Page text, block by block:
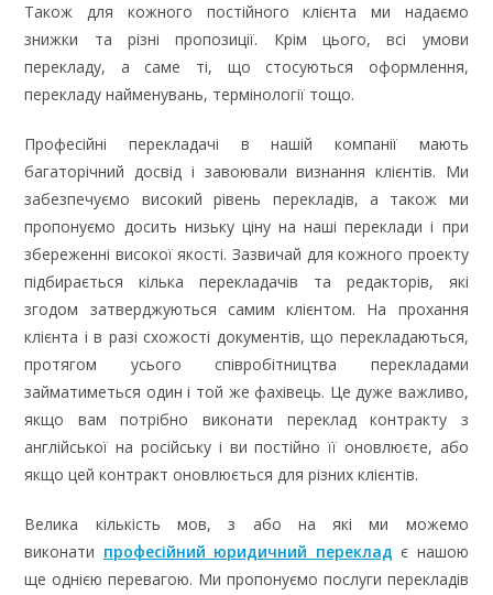
Також для кожного постійного клієнта ми надаємо
знижки та різні пропозиції. Крім цього, всі умови
перекладу, а саме ті, що стосуються оформлення,
перекладу найменувань, термінології тощо.
Професійні перекладачі в нашій компанії мають
багаторічний досвід і завоювали визнання клієнтів. Ми
забезпечуємо високий рівень перекладів, а також ми
пропонуємо досить низьку ціну на наші переклади і при
збереженні високої якості. Зазвичай для кожного проекту
підбирається кілька перекладачів та редакторів, які
згодом затверджуються самим клієнтом. На прохання
клієнта і в разі схожості документів, що перекладаються,
протягом усього співробітництва перекладами
займатиметься один і той же фахівець. Це дуже важливо,
якщо вам потрібно виконати переклад контракту з
англійської на російську і ви постійно її оновлюєте, або
якщо цей контракт оновлюється для різних клієнтів.
Велика кількість мов, з або на які ми можемо
виконати професійний юридичний переклад є нашою
ще однією перевагою. Ми пропонуємо послуги перекладів